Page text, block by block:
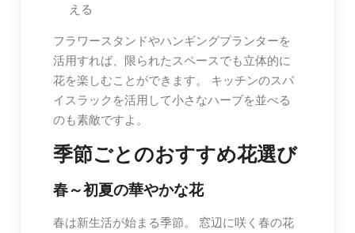
える
フラワースタンドやハンギングプランターを
活用すれば、限られたスペースでも立体的に
花を楽しむことができます。 キッチンのスパ
イスラックを活用して小さなハーブを並べる
のも素敵ですよ。
季節ごとのおすすめ花選び
春～初夏の華やかな花
春は新生活が始まる季節。 窓辺に咲く春の花